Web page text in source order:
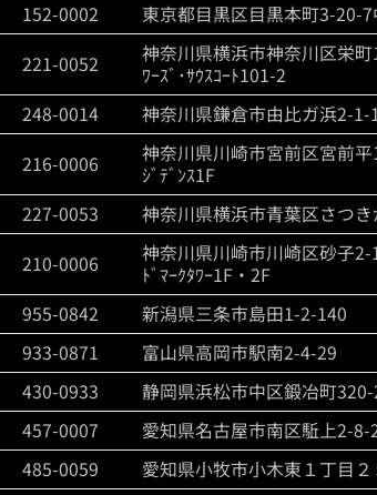
152-0002 東京都目黒区目黒本町3-20-7
221-0052
神奈川県横浜市神奈川区栄町
ﾜｰｽﾞ･ｻｳｽｺｰﾄ101-2
248-0014 神奈川県鎌倉市由比ガ浜2-1-
216-0006
神奈川県川崎市宮前区宮前
ｼﾞﾃﾞﾝｽ1F
227-0053 神奈川県横浜市青葉区さつ
210-0006
神奈川県川崎市川崎区砂子2-
ﾄﾞﾏｰｸﾀﾜｰ1F・2F
955-0842 新潟県三条市島田1-2-140
933-0871 富山県高岡市駅南2-4-29
430-0933 静岡県浜松市中区鍛冶町
457-0007 愛知県名古屋市南区駈上2-8-
485-0059 愛知県小牧市小木東１丁目２